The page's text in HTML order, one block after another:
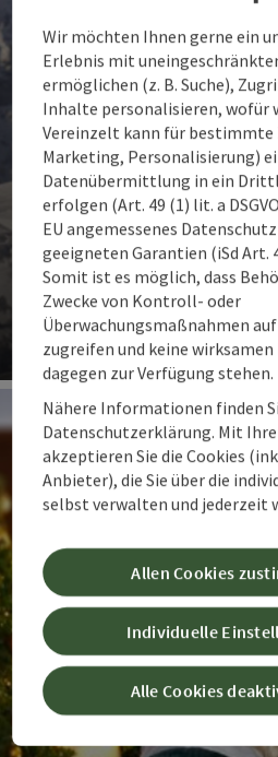
Die
Ob Vincent Kriechmayr, Elisa
Trinkl: Die Aushängeschilder
Skisports starteten ihre
in der Region
Wir möchten Ihnen gerne ein
Erlebnis mit
ermöglichen (z. B. Suche),
Inhalte personalisieren, wofür
Vereinzelt kann für bestimmte
Marketing, Personalisierung)
Datenübermittlung in ein
erfolgen (Art. 49 (1) lit. a
EU angemessenes
geeigneten Garantien (iSd Art.
Somit ist es möglich, dass
Zwecke von Kontroll- oder
Überwachungsmaßnahmen
zugreifen und keine
dagegen zur Verfügung stehen.
Nähere Informationen finden
Datenschutzerklärung. Mit
akzeptieren Sie die Cookies
Anbieter), die Sie über die
selbst verwalten und jederzeit
Alle Cookies
Individuelle
Allen Cookies